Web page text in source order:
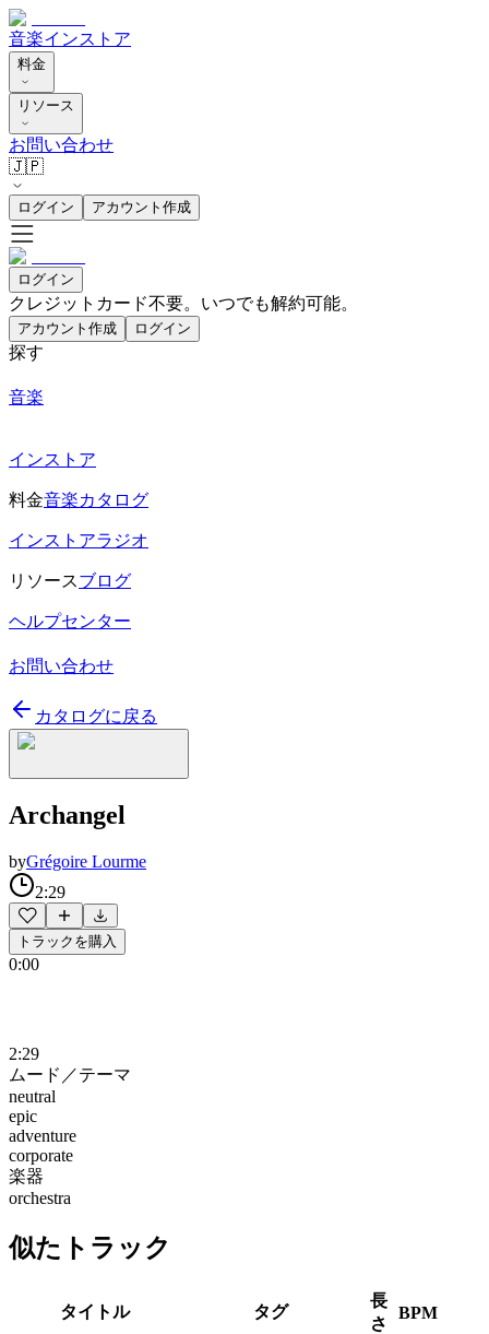
音楽インストア
料金
リソース
お問い合わせ
🇯🇵
ログイン アカウント作成
ログイン
クレジットカード不要。いつでも解約可能。
アカウント作成 ログイン
探す
音楽
インストア
料金音楽カタログ
インストアラジオ
リソースブログ
ヘルプセンター
お問い合わせ
カタログに戻る
Archangel
byGrégoire Lourme
2:29
トラックを購入
0:00
2:29
ムード／テーマ
neutral
epic
adventure
corporate
楽器
orchestra
似たトラック
タイトル タグ
長
さ
BPM